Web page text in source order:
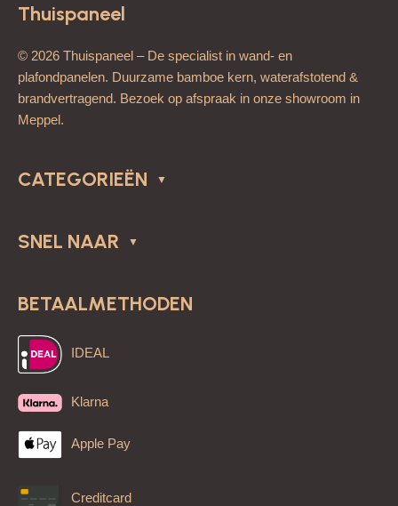
Thuispaneel
© 2026 Thuispaneel – De specialist in wand- en
plafondpanelen. Duurzame bamboe kern, waterafstotend &
brandvertragend. Bezoek op afspraak in onze showroom in
Meppel.
CATEGORIEËN
SNEL NAAR
BETAALMETHODEN
IDEAL
Klarna
Apple Pay
Creditcard